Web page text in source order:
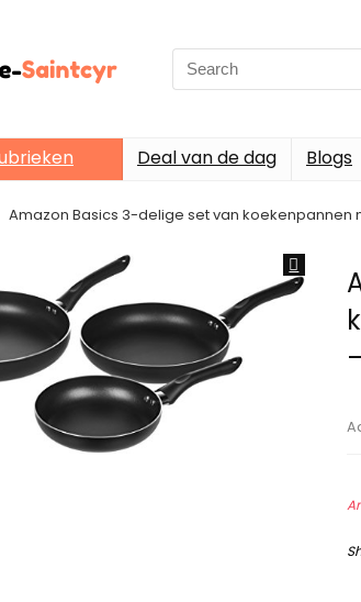
Search
for:
Deal van de dag Blogs
Amazon Basics 3-delige set van